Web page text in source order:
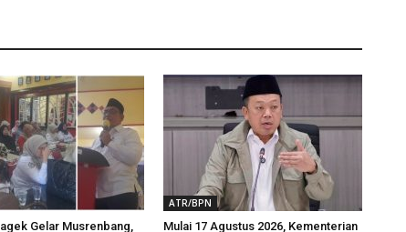
Gelar Musrenbang,
ATR/BPN
Mulai 17 Agustus 2026, Kementerian